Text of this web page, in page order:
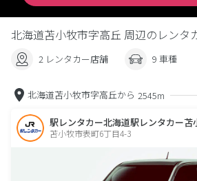
北海道苫小牧市字高丘 周辺のレンタ
2 レンタカー店舗 9 車種
北海道苫小牧市字高丘から 2545m
駅レンタカー北海道駅レンタカー苫
苫小牧市表町6丁目4-3